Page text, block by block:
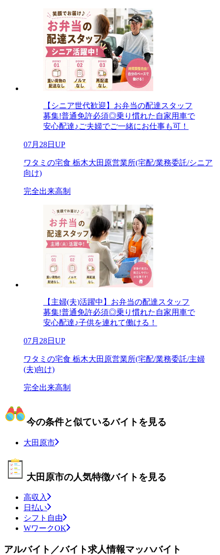
【シニア世代歓迎】お弁当の配達スタッフ
募集!普通免許必須◎乗り慣れた自家用車で
安心配達♪ご夫婦でご一緒にお仕事も可！
07月28日UP
ワタミの宅食 栃木大田原営業所(宅配/業務委託/シニア
向け)
完全出来高制
【主婦(夫)活躍中】お弁当の配達スタッフ
募集!普通免許必須◎乗り慣れた自家用車で
安心配達♪子供を連れて働ける！
07月28日UP
ワタミの宅食 栃木大田原営業所(宅配/業務委託/主婦
(夫)向け)
完全出来高制
今の条件と似ているバイトを見る
大田原市
大田原市の人気特徴バイトを見る
高収入
日払い
シフト自由
WワークOK
アルバイト／バイト求人情報マッハバイト